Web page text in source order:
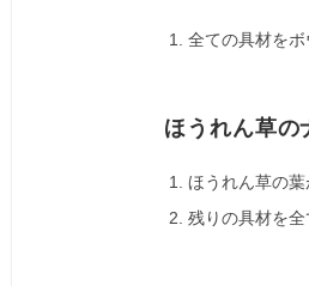
全ての具材を
ほうれん草の
ほうれん草の
残りの具材を